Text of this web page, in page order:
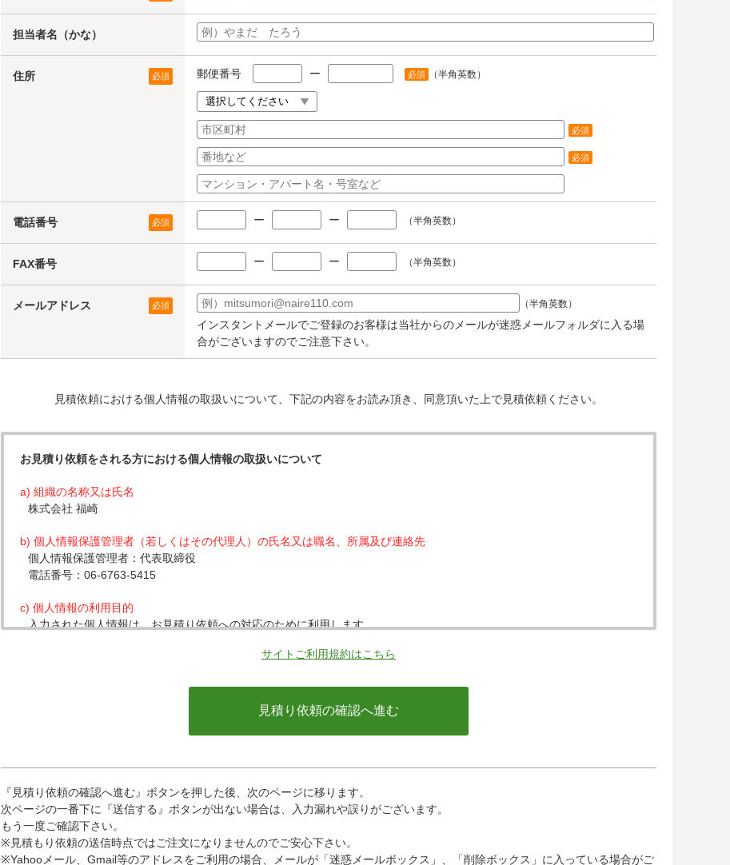
担当者名（かな）
住所 必須 郵便番号 ー 必須 （半角英数）
必須
必須
電話番号 必須 ー ー （半角英数）
FAX番号 ー ー （半角英数）
メールアドレス 必須 （半角英数）
インスタントメールでご登録のお客様は当社からのメールが迷惑メールフォルダに入る場
合がございますのでご注意下さい。
見積依頼における個人情報の取扱いについて、下記の内容をお読み頂き、同意頂いた上で見積依頼ください。
お見積り依頼をされる方における個人情報の取扱いについて
a) 組織の名称又は氏名
株式会社 福崎
b) 個人情報保護管理者（若しくはその代理人）の氏名又は職名、所属及び連絡先
個人情報保護管理者：代表取締役
電話番号：06-6763-5415
c) 個人情報の利用目的
入力された個人情報は、お見積り依頼への対応のために利用します。
・クレジットカード会社への情報提供
当社がお客様から収集した以下の個人情報等は、カード発行会社が行う不正利用検知・防止のために、お客様が利用され
ことができないため、以下の個人情報保護措置に関する情報を把握して、ご提供することはできません。
・提供先が所在する外国の名称
・当該国の個人情報保護に関する情報
・発行会社の個人情報保護の措置
なお、個人情報保護委員会のホームページ(https://www.ppc.go.jp/)では、各国における個人情報保護制度に関する情報に
サイトご利用規約はこちら
『見積り依頼の確認へ進む』ボタンを押した後、次のページに移ります。
次ページの一番下に『送信する』ボタンが出ない場合は、入力漏れや誤りがございます。
もう一度ご確認下さい。
※見積もり依頼の送信時点ではご注文になりませんのでご安心下さい。
※Yahooメール、Gmail等のアドレスをご利用の場合、メールが「迷惑メールボックス」、「削除ボックス」に入っている場合がご